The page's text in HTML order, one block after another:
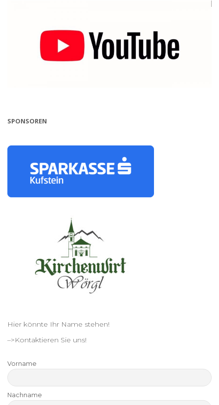
SPONSOREN
Hier könnte Ihr Name stehen!
–>Kontaktieren Sie uns!
Vorname
Nachname